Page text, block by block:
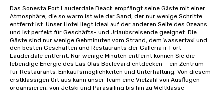
Das Sonesta Fort Lauderdale Beach empfängt seine Gäste mit einer
Atmosphäre, die so warm ist wie der Sand, der nur wenige Schritte
entfernt ist. Unser Hotel liegt ideal auf der anderen Seite des Ozeans
und ist perfekt für Geschäfts- und Urlaubsreisende geeignet. Die
Gäste sind nur wenige Gehminuten vom Strand, dem Wassertaxi und
den besten Geschäften und Restaurants der Galleria in Fort
Lauderdale entfernt. Nur wenige Minuten entfernt können Sie die
lebendige Energie des Las Olas Boulevard entdecken — ein Zentrum
für Restaurants, Einkaufsmöglichkeiten und Unterhaltung. Von diesem
erstklassigen Ort aus kann unser Team eine Vielzahl von Ausflügen
organisieren, von Jetski und Parasailing bis hin zu Weltklasse-